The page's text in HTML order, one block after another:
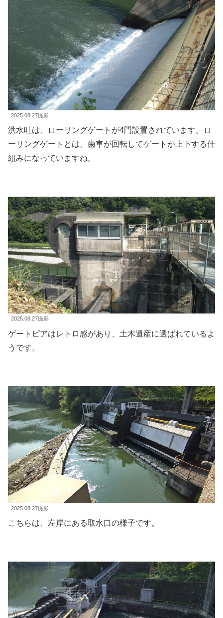
2025.08.27撮影
洪水吐は、ローリングゲートが4門設置されています。ロ
ーリングゲートとは、歯車が回転してゲートが上下する仕
組みになっていますね。
2025.08.27撮影
ゲートピアはレトロ感があり、土木遺産に選ばれているよ
うです。
2025.08.27撮影
こちらは、左岸にある取水口の様子です。